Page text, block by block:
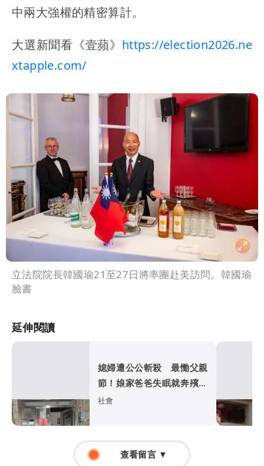
中兩大強權的精密算計。
大選新聞看《壹蘋》 https://election2026.ne
xtapple.com/
立法院院長韓國瑜21至27日將率團赴美訪問。韓國瑜
臉書
延伸閱讀
媳婦遭公公斬殺 最慟父親
節！娘家爸爸失眠就奔殯儀
館...
社會
查看留言 ▼